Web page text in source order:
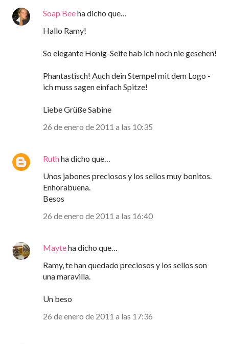
Soap Beeha dicho que…
Hallo Ramy!
So elegante Honig-Seife hab ich noch nie gesehen!
Phantastisch! Auch dein Stempel mit dem Logo -
ich muss sagen einfach Spitze!
Liebe Grüße Sabine
26 de enero de 2011 a las 10:35
Ruthha dicho que…
Unos jabones preciosos y los sellos muy bonitos.
Enhorabuena.
Besos
26 de enero de 2011 a las 16:40
Mayteha dicho que…
Ramy, te han quedado preciosos y los sellos son
una maravilla.
Un beso
26 de enero de 2011 a las 17:36